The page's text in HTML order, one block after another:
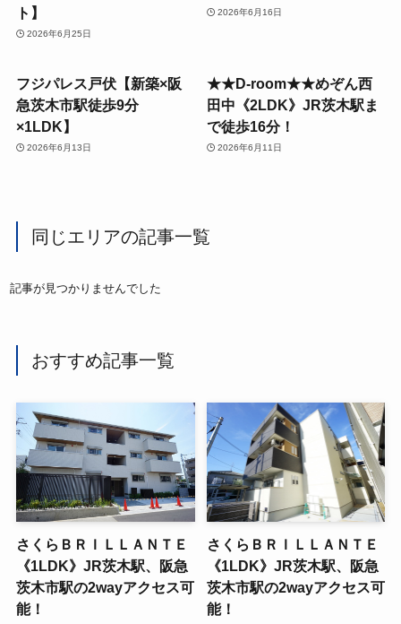
ト】
2026年6月25日
2026年6月16日
フジパレス戸伏【新築×阪
急茨木市駅徒歩9分
×1LDK】
2026年6月13日
★★D-room★★めぞん西
田中《2LDK》JR茨木駅ま
で徒歩16分！
2026年6月11日
同じエリアの記事一覧
記事が見つかりませんでした
おすすめ記事一覧
さくらＢＲＩＬＬＡＮＴＥ
《1LDK》JR茨木駅、阪急
茨木市駅の2wayアクセス可
能！
さくらＢＲＩＬＬＡＮＴＥ
《1LDK》JR茨木駅、阪急
茨木市駅の2wayアクセス可
能！